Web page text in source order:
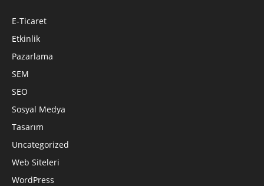
E-Ticaret
Etkinlik
Pazarlama
SEM
SEO
Sosyal Medya
Tasarım
Uncategorized
Web Siteleri
WordPress